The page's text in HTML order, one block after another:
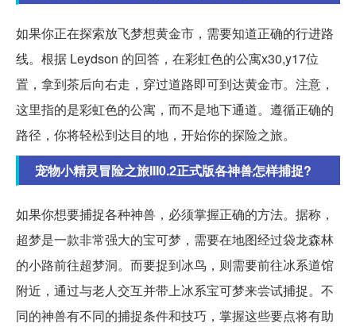
如果你正在探索放飞梦想黄金市，需要知道正确的行进路
线。根据 Leydson 的回答，在彩虹色的公寓x30,y17位
置，拿到茶后向右走，穿过道路即可到达黄金市。注意，
这里指的是彩虹色的公寓，而不是地下通道。遵循正确的
路径，你将轻松到达目的地，开始你的探险之旅。
宠物小精灵冒险之旅III0.2正式版各神兽怎样捕捉?
如果你想要捕捉各种神兽，必须掌握正确的方法。据称，
超梦是一款非常强大的宝可梦，需要在地图经过袋龙森林
的小路前往超梦洞。而要捉到冰鸟，则需要前往冰系道馆
附近，通过与老人交互并带上冰系宝可梦来尝试捕捉。不
同的神兽有不同的捕捉条件和技巧，掌握这些要点将有助